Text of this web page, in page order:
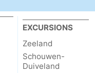
EXCURSIONS
Zeeland
Schouwen-
Duiveland